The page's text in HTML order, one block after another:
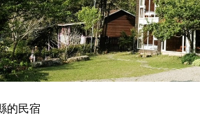
的民宿